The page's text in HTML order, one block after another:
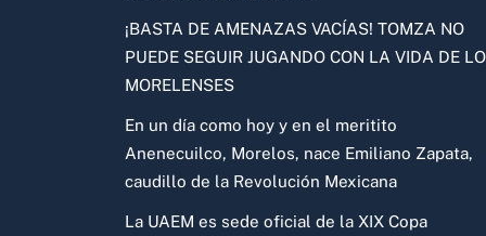
¡BASTA DE AMENAZAS VACÍAS! TOMZA NO
PUEDE SEGUIR JUGANDO CON LA VIDA DE
MORELENSES
En un día como hoy y en el meritito
Anenecuilco, Morelos, nace Emiliano Zapata,
caudillo de la Revolución Mexicana
La UAEM es sede oficial de la XIX Copa